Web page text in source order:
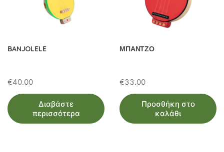
BANJOLELE
€40.00
Διαβάστε
περισσότερα
ΜΠΑΝΤΖΟ
€33.00
Προσθήκη στο
καλάθι